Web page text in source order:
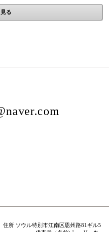
る
所 ソウル特別市江南区恩州路81ギル5